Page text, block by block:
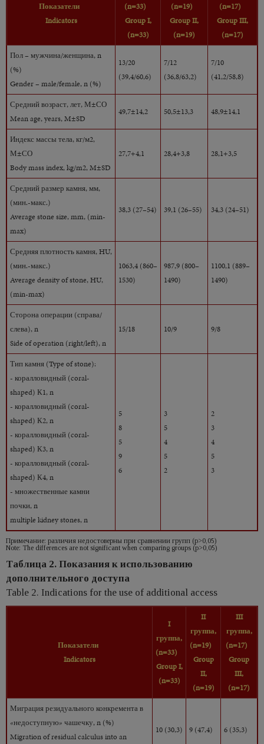
Показатели
Indicators
(n=33)
Group I,
(n=33)
(n=19)
Group II,
(n=19)
(n=17)
Group III,
(n=17)
Пол – мужчина/женщина, n
(%)
Gender – male/female, n (%)
13/20
(39,4/60,6)
7/12
(36,8/63,2)
7/10
(41,2/58,8)
Средний возраст, лет, М±СО
Mean age, years, M±SD
49,7±14,2 50,5±13,3 48,9±14,1
Индекс массы тела, кг/м2,
М±СО
Body mass index, kg/m2, M±SD
27,7+4,1 28,4+3,8 28,1+3,5
Средний размер камня, мм,
(мин.-макс.)
Average stone size, mm, (min-
max)
38,3 (27–54) 39,1 (26–55) 34,3 (24–51)
Средняя плотность камня, HU,
(мин.-макс.)
Average density of stone, HU,
(min-max)
1063,4 (860–
1530)
987,9 (800–
1490)
1100,1 (889–
1490)
Сторона операции (справа/
слева), n
Side of operation (right/left), n
15/18 10/9 9/8
Тип камня (Type of stone):
- коралловидный (coral-
shaped) К1, n
- коралловидный (coral-
shaped) К2, n
- коралловидный (coral-
shaped) К3, n
- коралловидный (coral-
shaped) К4, n
- множественные камни
почки, n
multiple kidney stones, n
5
8
5
9
6
3
5
4
5
2
2
3
4
5
3
Примечание: различия недостоверны при сравнении групп (р>0,05)
Note: The differences are not significant when comparing groups (p>0,05)
Таблица 2. Показания к использованию
дополнительного доступа
Table 2. Indications for the use of additional access
Показатели
Indicators
I
группа,
(n=33)
Group I,
(n=33)
II
группа,
(n=19)
Group
II,
(n=19)
III
группа,
(n=17)
Group
III,
(n=17)
Миграция резидуального конкремента в
«недоступную» чашечку, n (%)
Migration of residual calculus into an
10 (30,3) 9 (47,4) 6 (35,3)